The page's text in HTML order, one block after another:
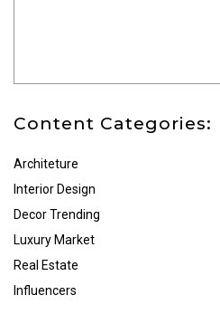
Content Categories:
Architeture
Interior Design
Decor Trending
Luxury Market
Real Estate
Influencers